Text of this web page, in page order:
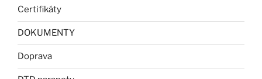
Certifikáty
DOKUMENTY
Doprava